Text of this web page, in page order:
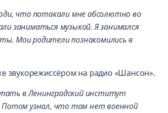
что потакали мне абсолютно во
заниматься музыкой. Я занимался
Мои родители познакомились в
звукорежиссёром на радио «Шансон».
в Ленинградский институт
Потом узнал, что там нет военной